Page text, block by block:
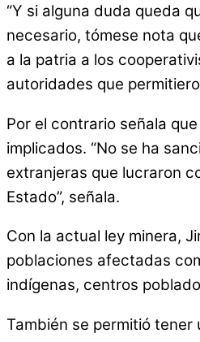
“Y si alguna duda queda
necesario, tómese nota
a la patria a los
autoridades que
Por el contrario señala
implicados. “No se ha
extranjeras que lucraron
Estado”, señala.
Con la actual ley minera,
poblaciones afectadas
indígenas, centros
También se permitió